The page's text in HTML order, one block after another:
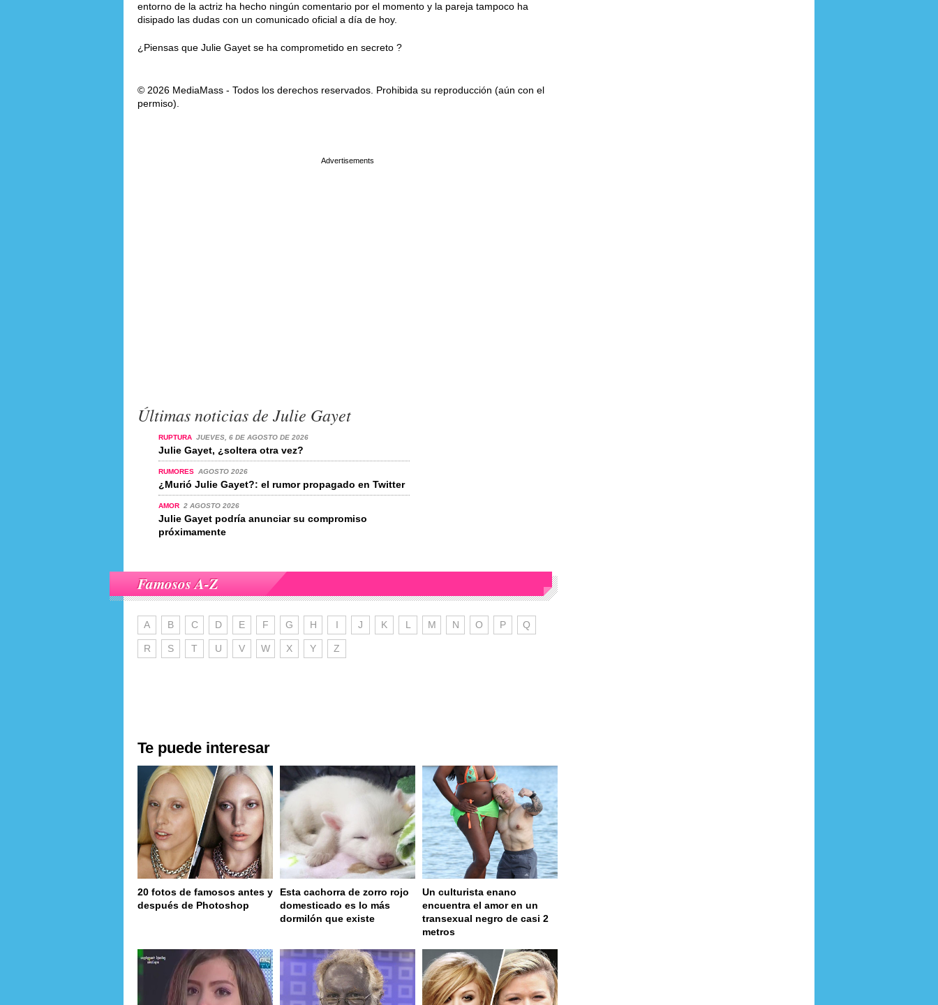
entorno de la actriz ha hecho ningún comentario por el momento y la pareja tampoco ha
disipado las dudas con un comunicado oficial a día de hoy.
¿Piensas que Julie Gayet se ha comprometido en secreto ?
© 2026 MediaMass - Todos los derechos reservados. Prohibida su reproducción (aún con el
permiso).
Últimas noticias de Julie Gayet
RUPTURA JUEVES, 6 DE AGOSTO DE 2026
Julie Gayet, ¿soltera otra vez?
RUMORES AGOSTO 2026
¿Murió Julie Gayet?: el rumor propagado en Twitter
AMOR 2 AGOSTO 2026
Julie Gayet podría anunciar su compromiso
próximamente
Famosos A-Z
A B C D E F G H I J K L M N O P Q
R S T U V W X Y Z
Te puede interesar
20 fotos de famosos antes y
después de Photoshop
Esta cachorra de zorro rojo
domesticado es lo más
dormilón que existe
Un culturista enano
encuentra el amor en un
transexual negro de casi 2
metros